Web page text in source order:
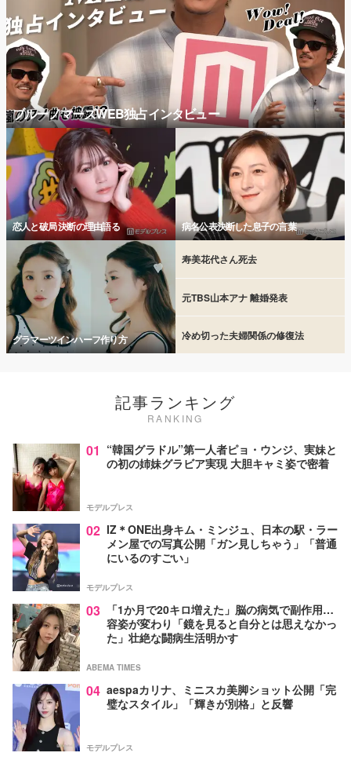
ブルーノマーズWEB独占インタビュー
恋人と破局 決断の理由語る 病名公表決断した息子の言葉
グラマーツインハーフ作り方
寿美花代さん死去
元TBS山本アナ 離婚発表
冷め切った夫婦関係の修復法
記事ランキング
RANKING
01 “韓国グラドル”第一人者ピョ・ウンジ、実妹と
の初の姉妹グラビア実現 大胆キャミ姿で密着
モデルプレス
02 IZ＊ONE出身キム・ミンジュ、日本の駅・ラー
メン屋での写真公開「ガン見しちゃう」「普通
にいるのすごい」
モデルプレス
03
「1か月で20キロ増えた」脳の病気で副作用…
容姿が変わり「鏡を見ると自分とは思えなかっ
た」壮絶な闘病生活明かす
ABEMA TIMES
04 aespaカリナ、ミニスカ美脚ショット公開「完
璧なスタイル」「輝きが別格」と反響
モデルプレス